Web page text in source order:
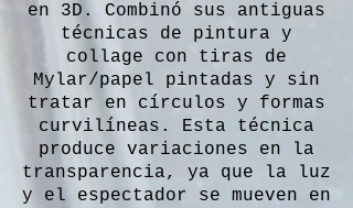
en 3D. Combinó sus antiguas
técnicas de pintura y
collage con tiras de
Mylar/papel pintadas y sin
tratar en círculos y formas
curvilíneas. Esta técnica
produce variaciones en la
transparencia, ya que la luz
y el espectador se mueven en